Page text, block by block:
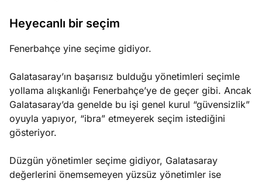
Heyecanlı bir seçim
Fenerbahçe yine seçime gidiyor.
Galatasaray’ın başarısız bulduğu yönetimleri seçimle
yollama alışkanlığı Fenerbahçe’ye de geçer gibi. Ancak
Galatasaray’da genelde bu işi genel kurul “güvensizlik”
oyuyla yapıyor, “ibra” etmeyerek seçim istediğini
gösteriyor.
Düzgün yönetimler seçime gidiyor, Galatasaray
değerlerini önemsemeyen yüzsüz yönetimler ise